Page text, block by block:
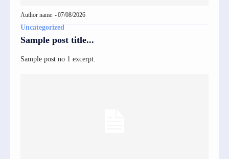
Author name -07/08/2026
Uncategorized
Sample post title...
Sample post no 1 excerpt.